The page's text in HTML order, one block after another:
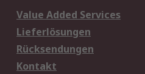
Value Added Services
Lieferlösungen
Rücksendungen
Kontakt